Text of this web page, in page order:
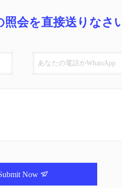
照会を直接送りなさ
Now